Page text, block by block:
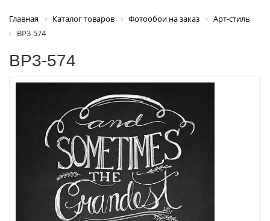
Главная Каталог товаров Фотообои на заказ
Арт-стиль
ВР3-574
ВР3-574